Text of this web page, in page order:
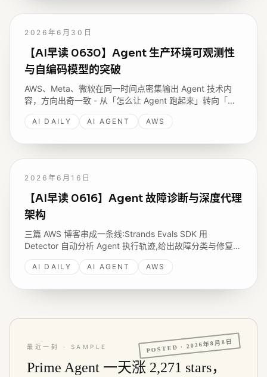
2026年6月30日
【AI早读 0630】Agent 生产环境可观测性
与自编码模型的突破
AWS、Meta、微软在同一时间点密集输出 Agent 技术内
容，方向出奇一致 - 从「怎么让 Agent 跑起来」转向「怎
么让 Agent 在生产环境里稳定、安全、可调试」；
DeepReinforce 开源的 Ornith-1.0 则在编码 Agent 层面做
AI DAILY AI AGENT AWS
2026年6月16日
【AI早读 0616】Agent 故障诊断与深度代理
架构
三篇 AWS 博客串成一条线:Strands Evals SDK 用
Detector 自动分析 Agent 执行轨迹,给出故障分类与修复建
议;LangChain Deep Agents 加 Bedrock AgentCore 建研
究代理;Gemma 4 系列登陆 Amazon Bedrock。
AI DAILY AI AGENT AWS
POSTED ·2026年8月8日
最近一封 · SAMPLE
Prime Agent 一天涨 2,271 stars，